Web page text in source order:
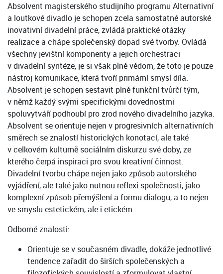
Absolvent magisterského studijního programu Alternativní
a loutkové divadlo je schopen zcela samostatné autorské
inovativní divadelní práce, zvládá praktické otázky
realizace a chápe společenský dopad své tvorby. Ovládá
všechny jevištní komponenty a jejich orchestraci
v divadelní syntéze, je si však plně vědom, že toto je pouze
nástroj komunikace, která tvoří primární smysl díla.
Absolvent je schopen sestavit plně funkční tvůrčí tým,
v němž každý svými specifickými dovednostmi
spoluvytváří podhoubí pro zrod nového divadelního jazyka.
Absolvent se orientuje nejen v progresivních alternativních
směrech se znalostí historických konotací, ale také
v celkovém kulturně sociálním diskurzu své doby, ze
kterého čerpá inspiraci pro svou kreativní činnost.
Divadelní tvorbu chápe nejen jako způsob autorského
vyjádření, ale také jako nutnou reflexi společnosti, jako
komplexní způsob přemýšlení a formu dialogu, a to nejen
ve smyslu estetickém, ale i etickém.
Odborné znalosti:
Orientuje se v současném divadle, dokáže jednotlivé
tendence zařadit do širších společenských a